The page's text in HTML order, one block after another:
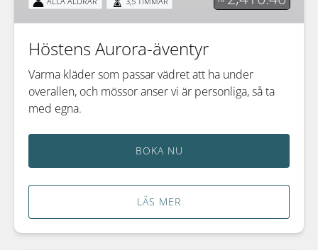
Höstens Aurora-äventyr
Varma kläder som passar vädret att ha under
overallen, och mössor anser vi är personliga, så ta
med egna.
BOKA NU
LÄS MER